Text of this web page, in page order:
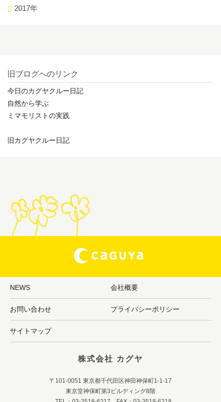
2017年
旧ブログへのリンク
今日のカグヤクルー日記
自然から学ぶ
ミマモリストの実践
旧カグヤクルー日記
NEWS 会社概要
お問い合わせ プライバシーポリシー
サイトマップ
株式会社 カグヤ
〒101-0051 東京都千代田区神田神保町1-1-17
東京堂神保町第3ビルディング8階